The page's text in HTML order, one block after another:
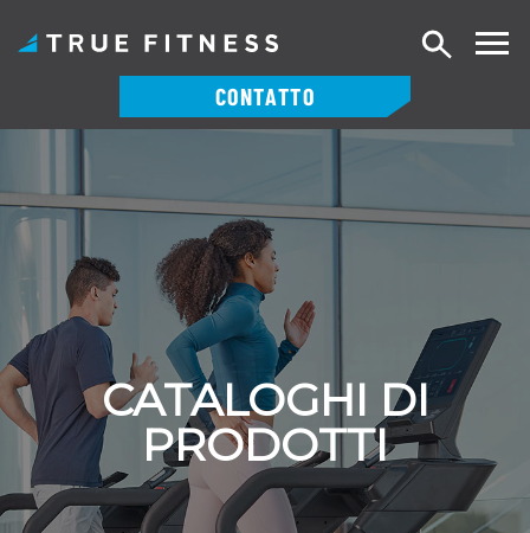
contenuto
CONTATTO
Ricerca
CATALOGHI DI
PRODOTTI